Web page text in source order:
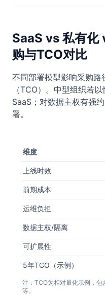
SaaS vs 私有化
购与TCO对比
不同部署模型影响采购路
（TCO）。中型组织若
SaaS；对数据主权有强
署。
维度
上线时效
前期成本
运维负担
数据主权/隔离
可扩展性
5年TCO（示例）
注：TCO为相对量化示例，包
等。